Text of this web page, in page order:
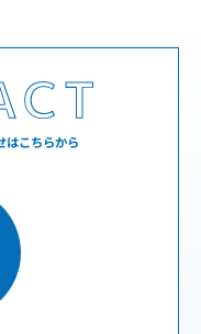
はこちらから